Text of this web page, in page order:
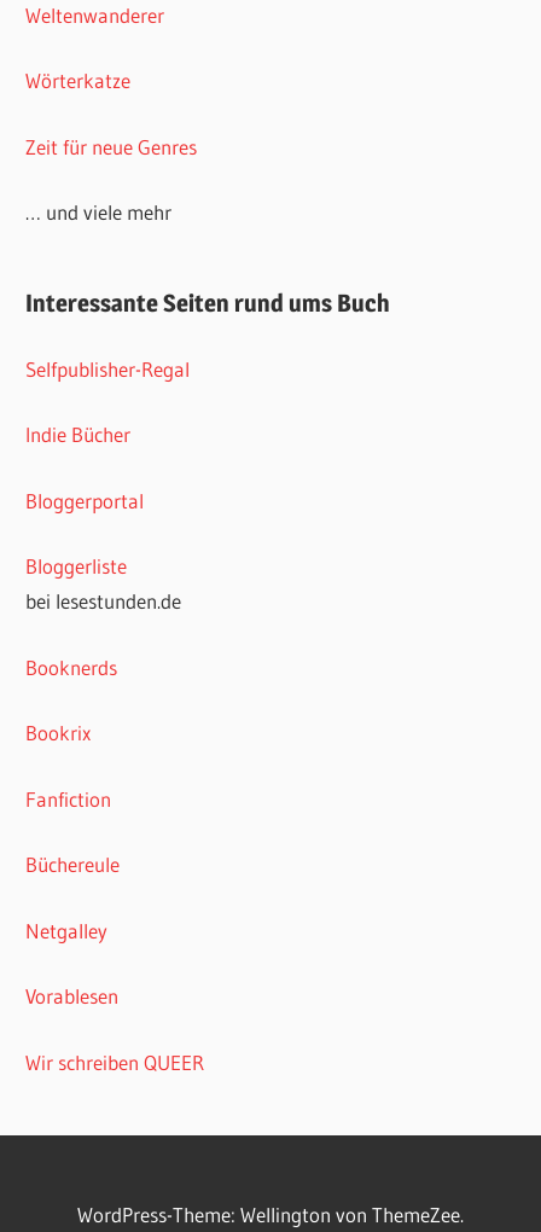
Weltenwanderer
Wörterkatze
Zeit für neue Genres
… und viele mehr
Interessante Seiten rund ums Buch
Selfpublisher-Regal
Indie Bücher
Bloggerportal
Bloggerliste
bei lesestunden.de
Booknerds
Bookrix
Fanfiction
Büchereule
Netgalley
Vorablesen
Wir schreiben QUEER
WordPress-Theme: Wellington von ThemeZee.